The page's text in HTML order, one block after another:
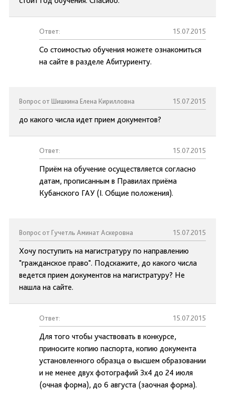
Ответ: 15.07.2015
Со стоимостью обучения можете ознакомиться
на сайте в разделе Абитуриенту.
Вопрос от Шишкина Елена Кирилловна 15.07.2015
до какого числа идет прием документов?
Ответ: 15.07.2015
Приём на обучение осуществляется согласно
датам, прописанным в Правилах приёма
Кубанского ГАУ (I. Общие положения).
Вопрос от Гучетль Аминат Аскеровна 15.07.2015
Хочу поступить на магистратуру по направлению
"гражданское право". Подскажите, до какого числа
ведется прием документов на магистратуру? Не
нашла на сайте.
Ответ: 15.07.2015
Для того чтобы участвовать в конкурсе,
приносите копию паспорта, копию документа
установленного образца о высшем образовании
и не менее двух фотографий 3х4 до 24 июля
(очная форма), до 6 августа (заочная форма).